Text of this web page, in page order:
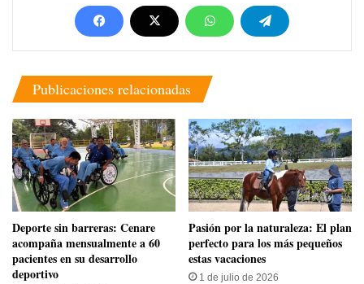
Publicaciones relacionadas
​Deporte sin barreras: Cenare
acompaña mensualmente a 60
pacientes en su desarrollo
deportivo
Pasión por la naturaleza: El plan
perfecto para los más pequeños
estas vacaciones
1 de julio de 2026